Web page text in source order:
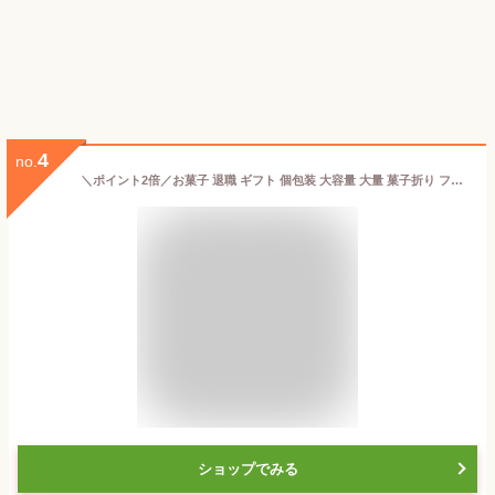
no. 4
＼ポイント2倍／お菓子 退職 ギフト 個包装 大容量 大量 菓子折り フィナンシェ オシャレ 焼き菓子 ばらまき 誕生日 産休 洋菓子 スイーツ 詰め合わせ 銀座プチガトー【42個】お中元 プレゼント 内祝い 職場 復帰 転勤 引越し 挨拶 手土産 差し入れ 当日出荷 翌日配送
ショップでみる